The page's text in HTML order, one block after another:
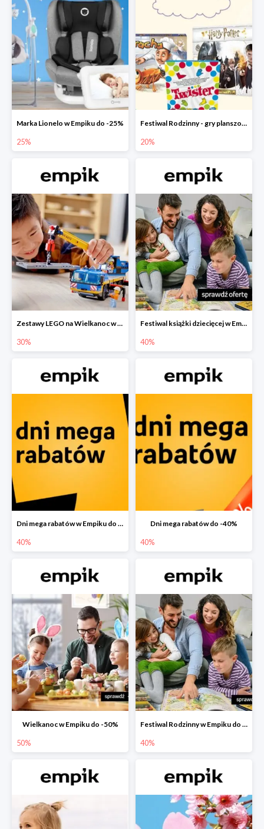
Marka Lionelo w Empiku do -25%
25%
Festiwal Rodzinny - gry planszowe w Empiku do -20%
20%
Zestawy LEGO na Wielkanoc w Empiku do -30%
30%
Festiwal książki dziecięcej w Empiku do -40%
40%
Dni mega rabatów w Empiku do -40%
40%
Dni mega rabatów do -40%
40%
Wielkanoc w Empiku do -50%
50%
Festiwal Rodzinny w Empiku do -40%
40%